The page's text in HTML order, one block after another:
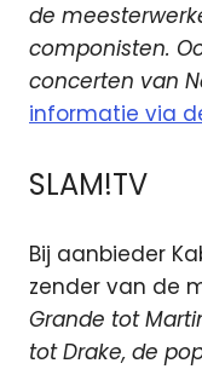
de
componisten.
concerten van
informatie via
SLAM!TV
Bij aanbieder
zender van de
Grande tot
tot Drake, de